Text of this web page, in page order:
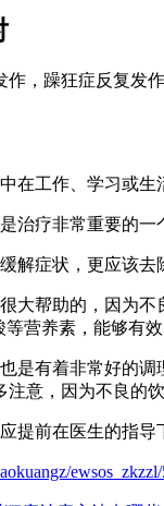
躁狂症反复发作
工作、学习或生
疗非常重要的一
症状，更应该去
帮助的，因为不
营养素，能够有
有着非常好的调
意，因为不良的
前在医生的指导